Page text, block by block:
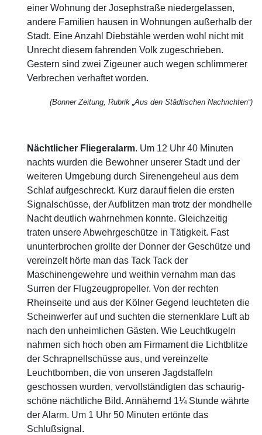
einer Wohnung der Josephstraße niedergelassen,
andere Familien hausen in Wohnungen außerhalb der
Stadt. Eine Anzahl Diebstähle werden wohl nicht mit
Unrecht diesem fahrenden Volk zugeschrieben.
Gestern sind zwei Zigeuner auch wegen schlimmerer
Verbrechen verhaftet worden.
(Bonner Zeitung, Rubrik „Aus den Städtischen Nachrichten“)
Nächtlicher Fliegeralarm. Um 12 Uhr 40 Minuten
nachts wurden die Bewohner unserer Stadt und der
weiteren Umgebung durch Sirenengeheul aus dem
Schlaf aufgeschreckt. Kurz darauf fielen die ersten
Signalschüsse, der Aufblitzen man trotz der mondhelle
Nacht deutlich wahrnehmen konnte. Gleichzeitig
traten unsere Abwehrgeschütze in Tätigkeit. Fast
ununterbrochen grollte der Donner der Geschütze und
vereinzelt hörte man das Tack Tack der
Maschinengewehre und weithin vernahm man das
Surren der Flugzeugpropeller. Von der rechten
Rheinseite und aus der Kölner Gegend leuchteten die
Scheinwerfer auf und suchten die sternenklare Luft ab
nach den unheimlichen Gästen. Wie Leuchtkugeln
nahmen sich hoch oben am Firmament die Lichtblitze
der Schrapnellschüsse aus, und vereinzelte
Leuchtbomben, die von unseren Jagdstaffeln
geschossen wurden, vervollständigten das schaurig-
schöne nächtliche Bild. Annähernd 1¼ Stunde währte
der Alarm. Um 1 Uhr 50 Minuten ertönte das
Schlußsignal.